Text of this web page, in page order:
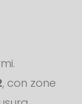
, con zone